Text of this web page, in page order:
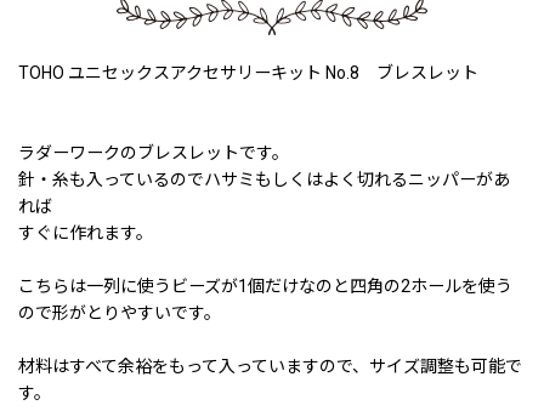
TOHO ユニセックスアクセサリーキット No.8 ブレスレット
ラダーワークのブレスレットです。
針・糸も入っているのでハサミもしくはよく切れるニッパーがあ
れば
すぐに作れます。
こちらは一列に使うビーズが1個だけなのと四角の2ホールを使う
ので形がとりやすいです。
材料はすべて余裕をもって入っていますので、サイズ調整も可能で
す。